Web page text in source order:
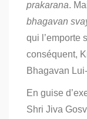
prakarana.
bhagavan
qui l’emporte
conséquent,
Bhagavan
En guise
Shri Jiva